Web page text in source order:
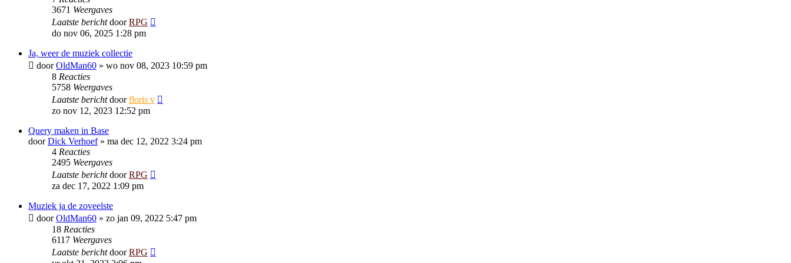
3671 Weergaves
Laatste berichtdoorRPG
do nov 06, 2025 1:28 pm
Ja, weer de muziek collectie
doorOldMan60 » wo nov 08, 2023 10:59 pm
8 Reacties
5758 Weergaves
Laatste berichtdoorfloris v
zo nov 12, 2023 12:52 pm
Query maken in Base
doorDick Verhoef» ma dec 12, 2022 3:24 pm
4 Reacties
2495 Weergaves
Laatste berichtdoorRPG
za dec 17, 2022 1:09 pm
Muziek ja de zoveelste
doorOldMan60 » zo jan 09, 2022 5:47 pm
18 Reacties
6117 Weergaves
Laatste berichtdoorRPG